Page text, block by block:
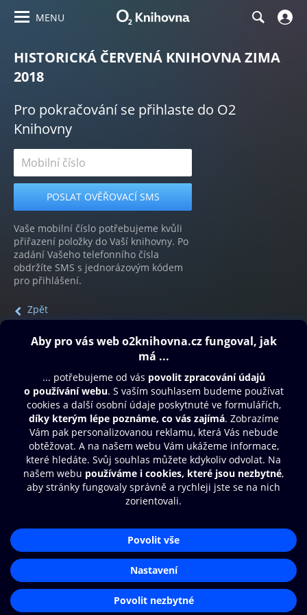
MENU
HISTORICKÁ ČERVENÁ KNIHOVNA ZIMA
2018
Pro pokračování se přihlaste do O2
Knihovny
Vaše mobilní číslo potřebujeme kvůli
přiřazení položky do Vaší knihovny. Po
zadání Vašeho telefonního čísla
obdržíte SMS s jednorázovým kódem
pro přihlášení.
Zpět
Obsah ke stažení
Moje O2 Knihovna
Další zábava
© O2 Czech Republic a.s.
Přístupnost
Zásady zpracování osobních údajů
Nastavení cookies
Aplikace O2 Knihovna
Čti a poslouchej své e-knihy a
audioknihy rychleji a pohodlněji.